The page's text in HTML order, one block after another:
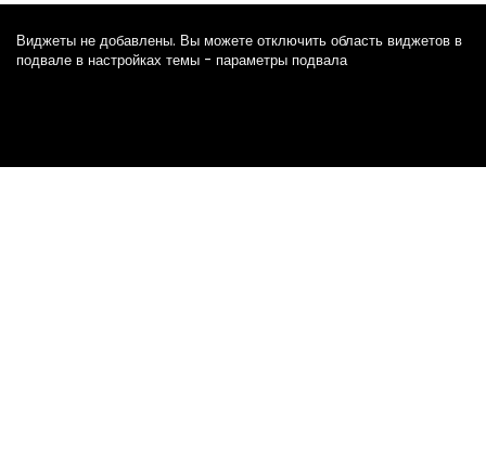
Виджеты не добавлены. Вы можете отключить область виджетов в
подвале в настройках темы - параметры подвала